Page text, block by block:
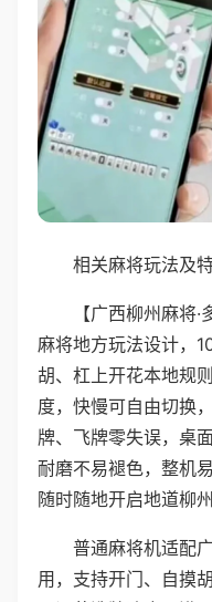
相关麻将玩法及
【广西柳州麻将
麻将地方玩法设计，
胡、杠上开花本地规
度，快慢可自由切换
牌、飞牌零失误，桌
耐磨不易褪色，整机
随时随地开启地道柳州
普通麻将机适配
用，支持开门、自摸